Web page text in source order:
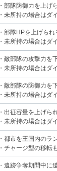
・部隊防御力を上げ
・未所持の場合はダ
・部隊HPを上げられ
・未所持の場合はダ
・敵部隊の攻撃力を
・未所持の場合はダ
・敵部隊の防御力を
・未所持の場合はダ
・出征容量を上げら
・未所持の場合はダ
・都市を王国内のラ
・チャージ型の移転
・遺跡争奪期間中に